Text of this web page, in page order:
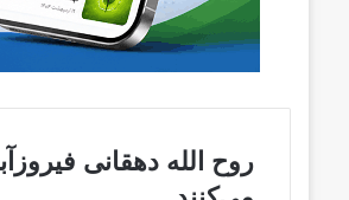
روح الله دهقانی